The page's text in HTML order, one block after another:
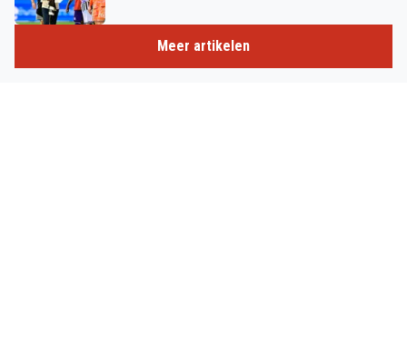
Meer artikelen